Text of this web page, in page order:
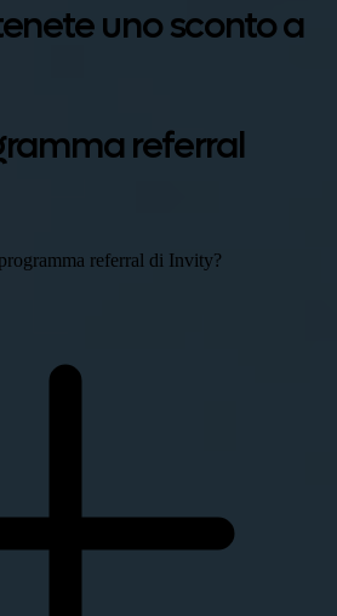
uno sconto a
referral
referral di Invity?